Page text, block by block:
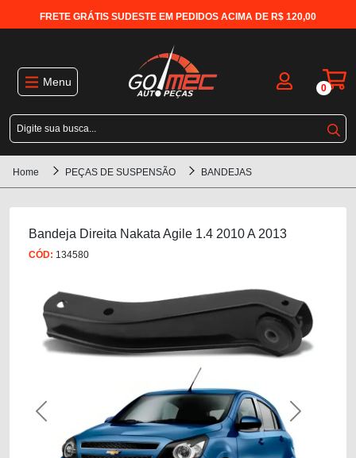
FRETE GRÁTIS SUDESTE EM PEDIDOS ACIMA DE R$ 120,00
Menu 0
Home PEÇAS DE SUSPENSÃO BANDEJAS
Bandeja Direita Nakata Agile 1.4 2010 A 2013
CÓD: 134580
Previous Next